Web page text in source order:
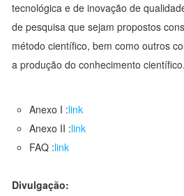
tecnológica e de inovação de
de pesquisa que sejam propostos
método científico, bem como outros
a produção do conhecimento científico.
Anexo I :link
Anexo II :link
FAQ :link
Divulgação: